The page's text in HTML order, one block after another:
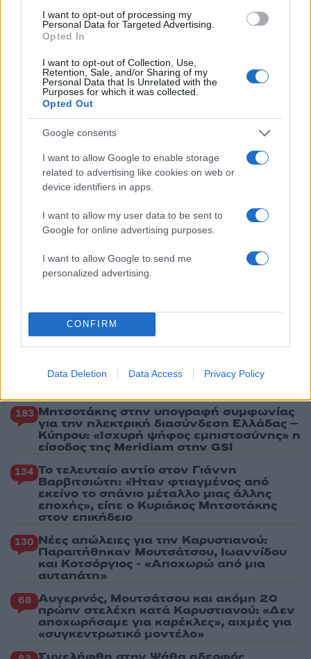
I want to opt-out of processing my
Personal Data for Targeted Advertising.
Opted In
I want to opt-out of Collection, Use,
Retention, Sale, and/or Sharing of my
Personal Data that Is Unrelated with the
Purposes for which it was collected.
Opted Out
Google consents
I want to allow Google to enable storage
related to advertising like cookies on web or
device identifiers in apps.
I want to allow my user data to be sent to
Google for online advertising purposes.
I want to allow Google to send me
personalized advertising.
CONFIRM
Data Deletion Data Access Privacy Policy
Πιο δημοφιλή
Τουρισμός για Όλους 2026: Σήμερα ανοίγει
στις αιτήσεις
Κυψέλη: Ο περίεργος ηλικιωμένος και το
ταξίδι στην Αράχωβα – Όσα ισχυρίστηκε ο
26χρονος για τον θάνατο της Βρετανίδας
Μύκονος: Βίντεο με τους αστυνομικούς να
εντοπίζουν την τσάντα Hermès και το
Rolex όπου άρπαξε Έλληνας οδηγός από
Μυστράς: «Φρούριο» το ξενοδοχείο που
έκρυβε τη σορό του 90χρονου ο γιος του –
Πόρτο Γερμενό: Η στιγμή που η φωτιά
μπαίνει στο χωριό και καταστρέφει τα
πάντα στο πέρασμά της
Πιο σχολιασμένα
183 Μητσοτάκης στην υπογραφή συμφωνίας
για την ηλεκτρική διασύνδεση Ελλάδας –
Κύπρου: «Ισχυρή ψήφος εμπιστοσύνης» η
είσοδος της Meridiam στην GSI
134 Το τελευταίο αντίο στον Γιάννη
Βαρβιτσιώτη: «Ήταν φτιαγμένος από
εκείνο το σπάνιο μέταλλο μιας άλλης
εποχής», είπε ο Κυριάκος Μητσοτάκης
στον επικήδειο
130 Νέες απώλειες για την Καρυστιανού:
Παραιτήθηκαν Μουτσάτσου, Ιωαννίδου
και Κοτσόργιος - «Αποχωρώ από μια
αυταπάτη»
68 Αυγερινός, Μουτσάτσου και ακόμη 20
πρώην στελέχη κατά Καρυστιανού: «Δεν
αποχωρήσαμε για καρέκλες», αιχμές για
«συγκεντρωτικό μοντέλο»